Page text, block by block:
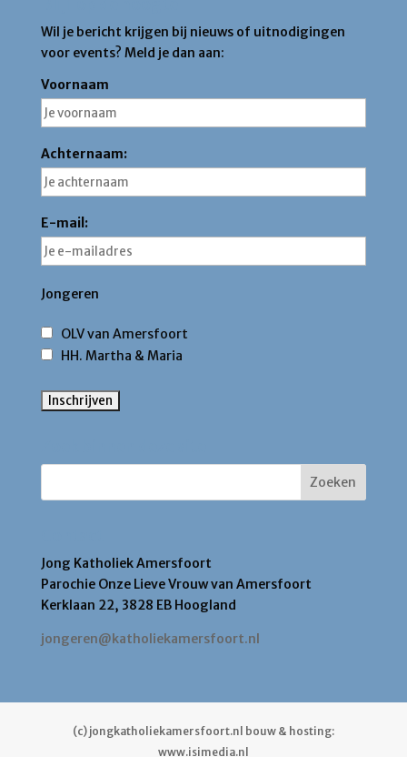
Wil je bericht krijgen bij nieuws of uitnodigingen
voor events? Meld je dan aan:
Voornaam
Achternaam:
E-mail:
Jongeren
OLV van Amersfoort
HH. Martha & Maria
Jong Katholiek Amersfoort
Parochie Onze Lieve Vrouw van Amersfoort
Kerklaan 22, 3828 EB Hoogland
jongeren@katholiekamersfoort.nl
(c) jongkatholiekamersfoort.nl bouw & hosting:
www.isimedia.nl